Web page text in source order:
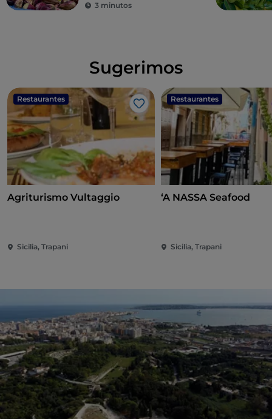
3 minutos
Sugerimos
Restaurantes
Me gusta
Agriturismo Vultaggio
Sicilia, Trapani
Restaurantes
‘A NASSA Seafood
Sicilia, Trapani